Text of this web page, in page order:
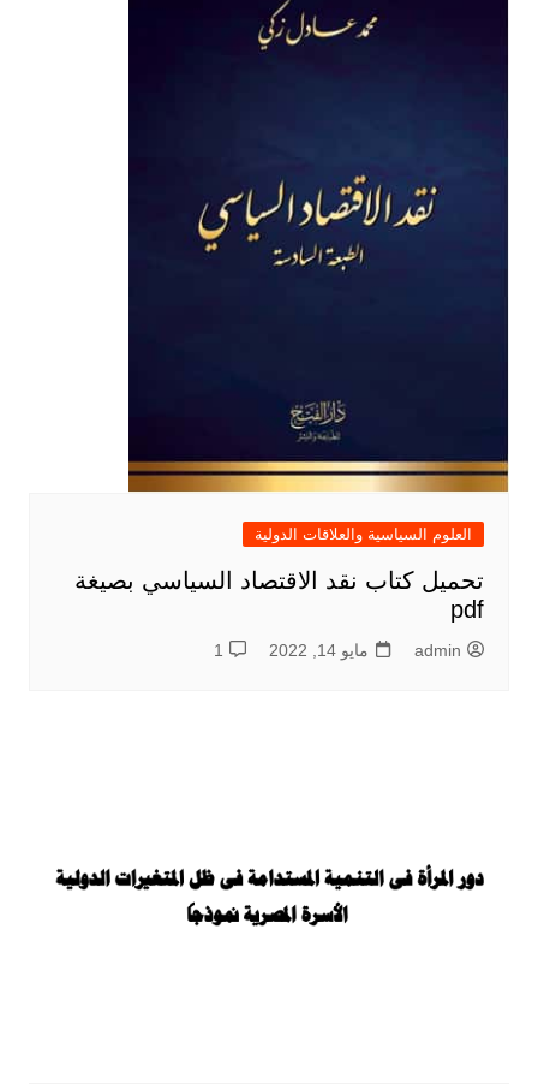
العلوم السياسية والعلاقات الدولية
تحميل كتاب نقد الاقتصاد السياسي بصيغة
pdf
admin مايو 14, 2022 1